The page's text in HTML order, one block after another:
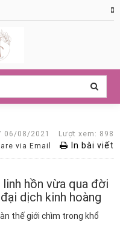
06/08/2021
Lượt xem: 898
via Email
In bài viết
hồn vừa qua đời
dịch kinh hoàng
thế giới chìm trong khổ